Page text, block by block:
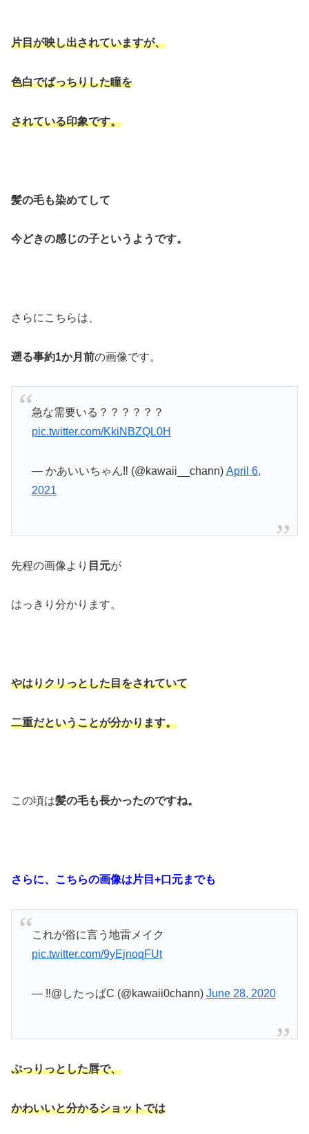
片目が映し出されていますが、
色白でぱっちりした瞳を
されている印象です。
髪の毛も染めてして
今どきの感じの子というようです。
さらにこちらは、
遡る事約1か月前の画像です。
急な需要いる？？？？？？
pic.twitter.com/KkiNBZQL0H
— かあいいちゃん‼️ (@kawaii__chann) April 6,
2021
先程の画像より 目元が
はっきり分かります。
やはりクリっとした目をされていて
二重だということが分かります。
この頃は髪の毛も長かったのですね。
さらに、こちらの画像は片目+口元までも
これが俗に言う地雷メイク
pic.twitter.com/9yEjnoqFUt
— ‼️@したっぱC (@kawaii0chann) June 28, 2020
ぷっりっとした唇で、
かわいいと分かるショットでは